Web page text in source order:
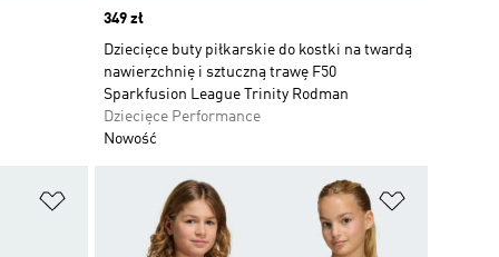
Price
349 zł
Dziecięce buty piłkarskie do kostki na twardą
nawierzchnię i sztuczną trawę F50
Sparkfusion League Trinity Rodman
Dziecięce Performance
Nowość
Dodaj do listy życzeń